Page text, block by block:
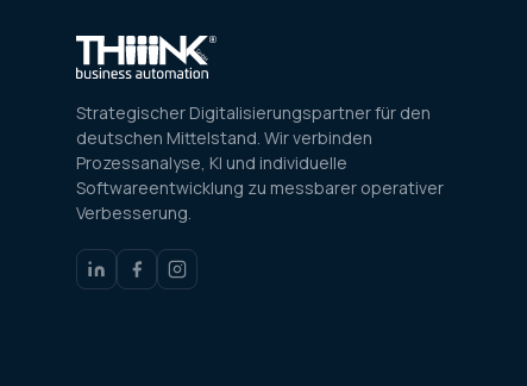
Strategischer Digitalisierungspartner für den
deutschen Mittelstand. Wir verbinden
Prozessanalyse, KI und individuelle
Softwareentwicklung zu messbarer operativer
Verbesserung.